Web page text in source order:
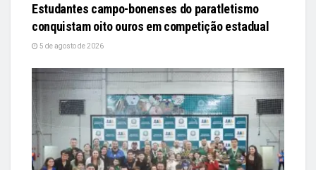
Estudantes campo-bonenses do paratletismo
conquistam oito ouros em competição estadual
5 de agosto de 2026